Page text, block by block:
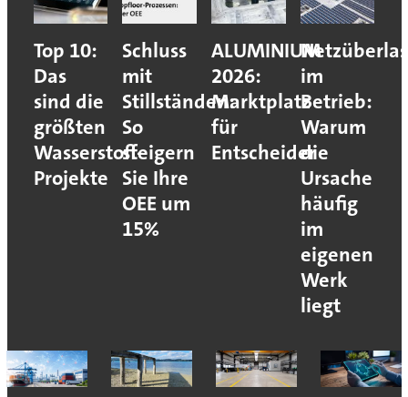
Top 10:
Das
sind die
größten
Wasserstoff-
Projekte
Schluss
mit
Stillständen:
So
steigern
Sie Ihre
OEE um
15%
ALUMINIUM
2026:
Marktplatz
für
Entscheider
im
Betrieb:
Warum
die
Ursache
häufig
im
eigenen
Werk
liegt